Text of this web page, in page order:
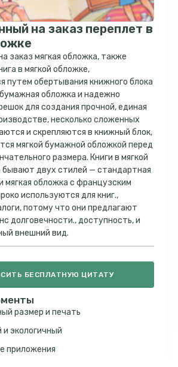
на заказ переплет в
заказ мягкая обложка, также
в мягкой обложке,
путем обертывания книжного блока
обложка и надежно
для создания прочной, единая
несколько сложенных
и скрепляются в книжный блок,
мягкой бумажной обложкой перед
размера. Книги в мягкой
двух стилей — стандартная
мягкая обложка с французским
используются для книг.,
потому что они предлагают
долговечности., доступность, и
внешний вид.
БЕСПЛАТНУЮ ЦИТАТУ
размер и печать
экологичный
приложения